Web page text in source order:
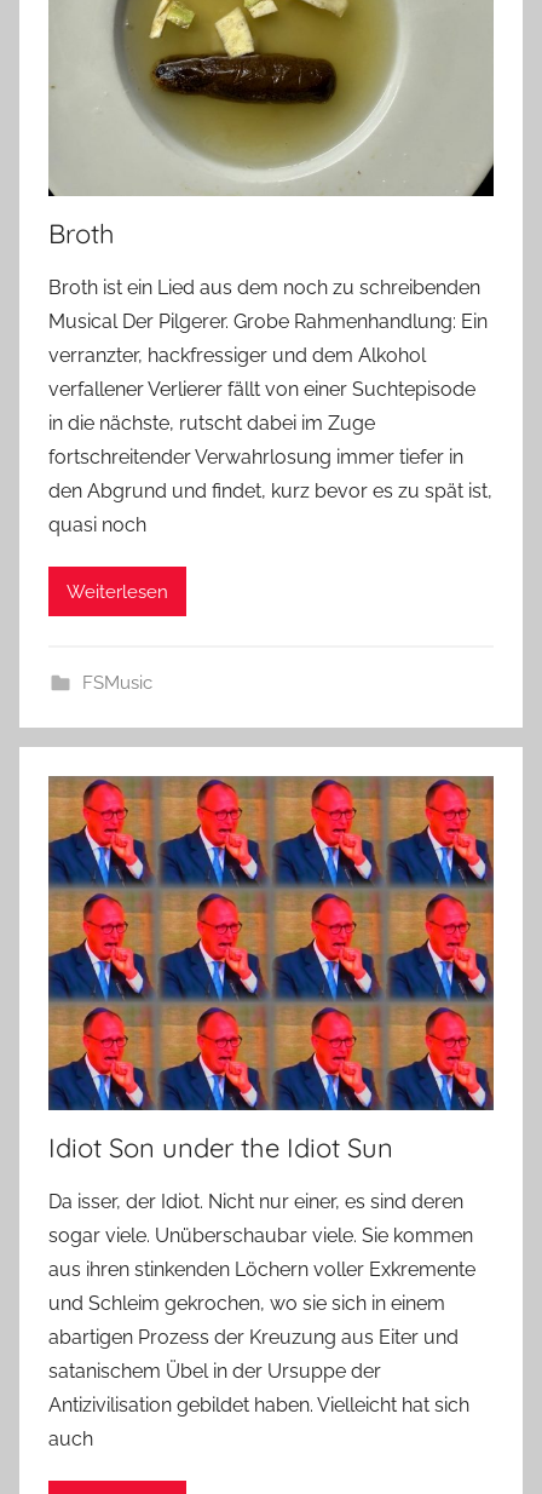
Broth
Broth ist ein Lied aus dem noch zu schreibenden
Musical Der Pilgerer. Grobe Rahmenhandlung: Ein
verranzter, hackfressiger und dem Alkohol
verfallener Verlierer fällt von einer Suchtepisode
in die nächste, rutscht dabei im Zuge
fortschreitender Verwahrlosung immer tiefer in
den Abgrund und findet, kurz bevor es zu spät ist,
quasi noch
Weiterlesen
FSMusic
Idiot Son under the Idiot Sun
Da isser, der Idiot. Nicht nur einer, es sind deren
sogar viele. Unüberschaubar viele. Sie kommen
aus ihren stinkenden Löchern voller Exkremente
und Schleim gekrochen, wo sie sich in einem
abartigen Prozess der Kreuzung aus Eiter und
satanischem Übel in der Ursuppe der
Antizivilisation gebildet haben. Vielleicht hat sich
auch